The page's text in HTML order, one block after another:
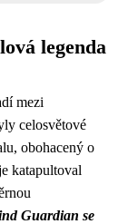
legenda
mezi
celosvětové
obohacený o
katapultoval
Guardian se